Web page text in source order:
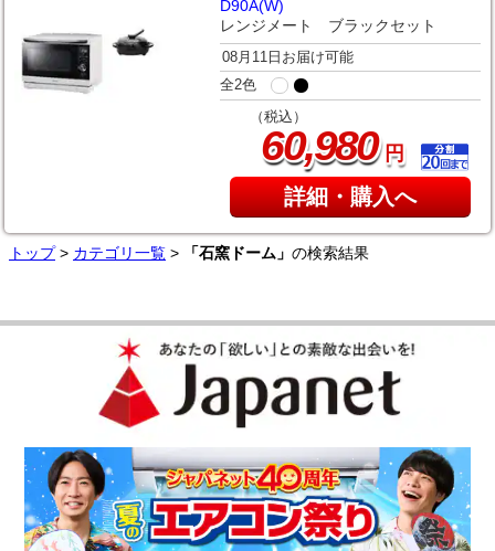
D90A(W)
レンジメート ブラックセット
08月11日お届け可能
全2色
（税込）
60,980円
詳細・購入へ
トップ> カテゴリ一覧 > 「石窯ドーム」 の検索結果